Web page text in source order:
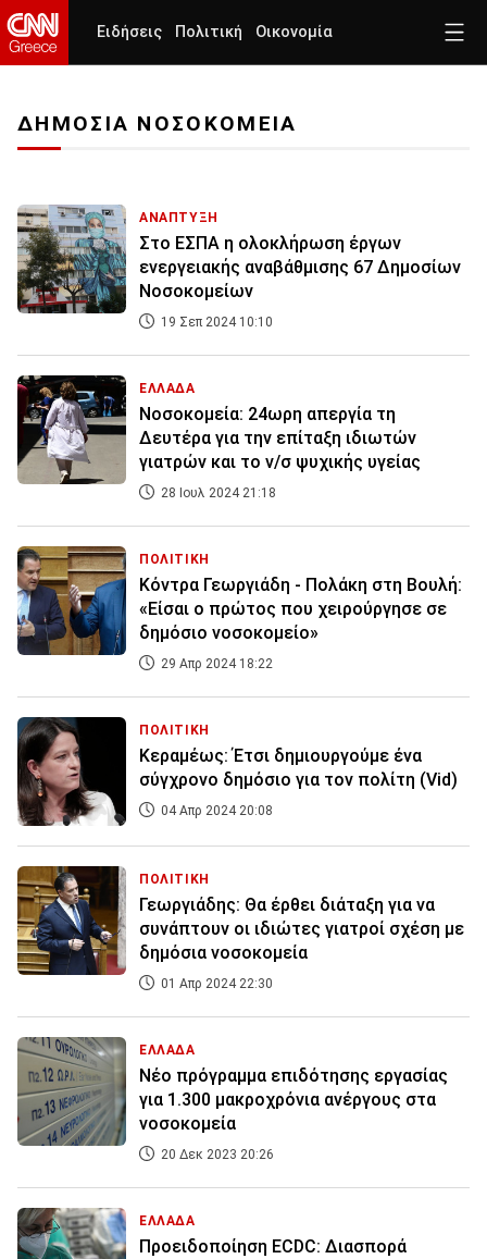
Ειδήσεις Πολιτική Οικονομία
ΔΗΜΟΣΙΑ ΝΟΣΟΚΟΜΕΙΑ
ΑΝΑΠΤΥΞΗ
Στο ΕΣΠΑ η ολοκλήρωση έργων
ενεργειακής αναβάθμισης 67 Δημοσίων
Νοσοκομείων
19 Σεπ 2024 10:10
ΕΛΛΑΔΑ
Νοσοκομεία: 24ωρη απεργία τη
Δευτέρα για την επίταξη ιδιωτών
γιατρών και το ν/σ ψυχικής υγείας
28 Ιουλ 2024 21:18
ΠΟΛΙΤΙΚΗ
Κόντρα Γεωργιάδη - Πολάκη στη Βουλή:
«Είσαι ο πρώτος που χειρούργησε σε
δημόσιο νοσοκομείο»
29 Απρ 2024 18:22
ΠΟΛΙΤΙΚΗ
Κεραμέως: Έτσι δημιουργούμε ένα
σύγχρονο δημόσιο για τον πολίτη (Vid)
04 Απρ 2024 20:08
ΠΟΛΙΤΙΚΗ
Γεωργιάδης: Θα έρθει διάταξη για να
συνάπτουν οι ιδιώτες γιατροί σχέση με
δημόσια νοσοκομεία
01 Απρ 2024 22:30
ΕΛΛΑΔΑ
Νέο πρόγραμμα επιδότησης εργασίας
για 1.300 μακροχρόνια ανέργους στα
νοσοκομεία
20 Δεκ 2023 20:26
ΕΛΛΑΔΑ
Προειδοποίηση ECDC: Διασπορά